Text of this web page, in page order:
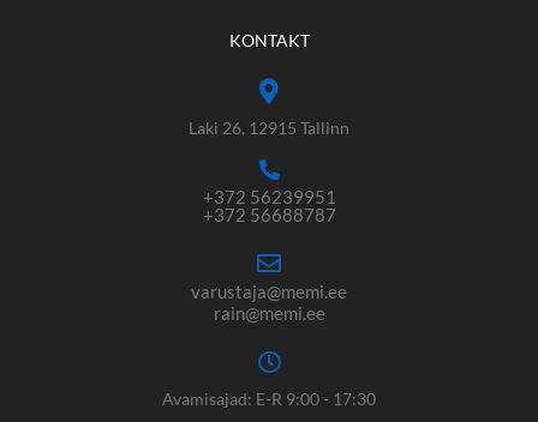
KONTAKT
Laki 26, 12915 Tallinn
+372 56239951
+372 56688787
varustaja@memi.ee
rain@memi.ee
Avamisajad: E-R 9:00 - 17:30